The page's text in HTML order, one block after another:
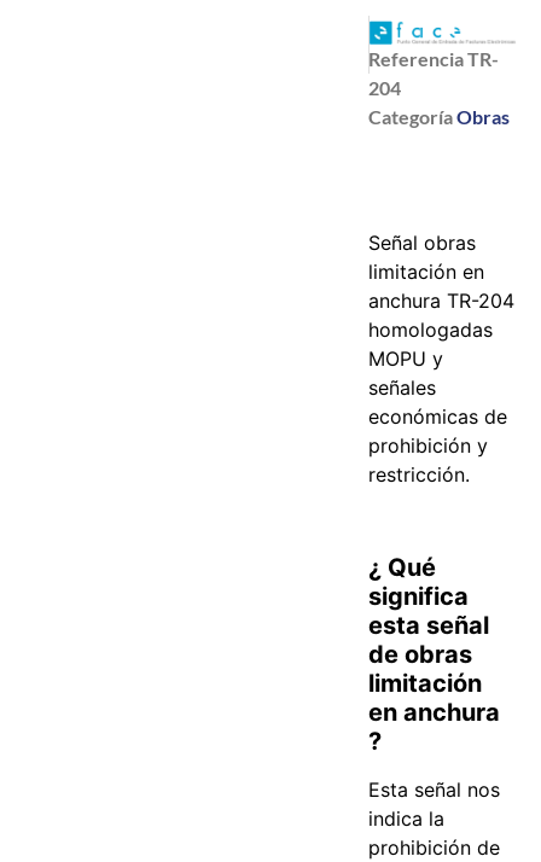
ReferenciaTR-
204
CategoríaObras
Señal obras
limitación en
anchura TR-204
homologadas
MOPU y
señales
económicas de
prohibición y
restricción.
¿ Qué
significa
esta señal
de obras
limitación
en anchura
?
Esta señal nos
indica la
prohibición de